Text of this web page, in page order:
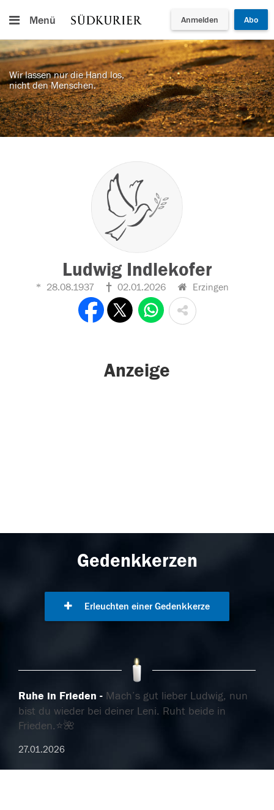
Menü Anmelden Abo
Wir lassen nur die Hand los,
nicht den Menschen.
Ludwig Indlekofer
28.08.1937 02.01.2026 Erzingen
Anzeige
Gedenkkerzen
Erleuchten einer Gedenkkerze
Ruhe in Frieden
Mach’s gut lieber Ludwig, nun
bist du wieder bei deiner Leni. Ruht beide in
Frieden.⭐️🌺
27.01.2026